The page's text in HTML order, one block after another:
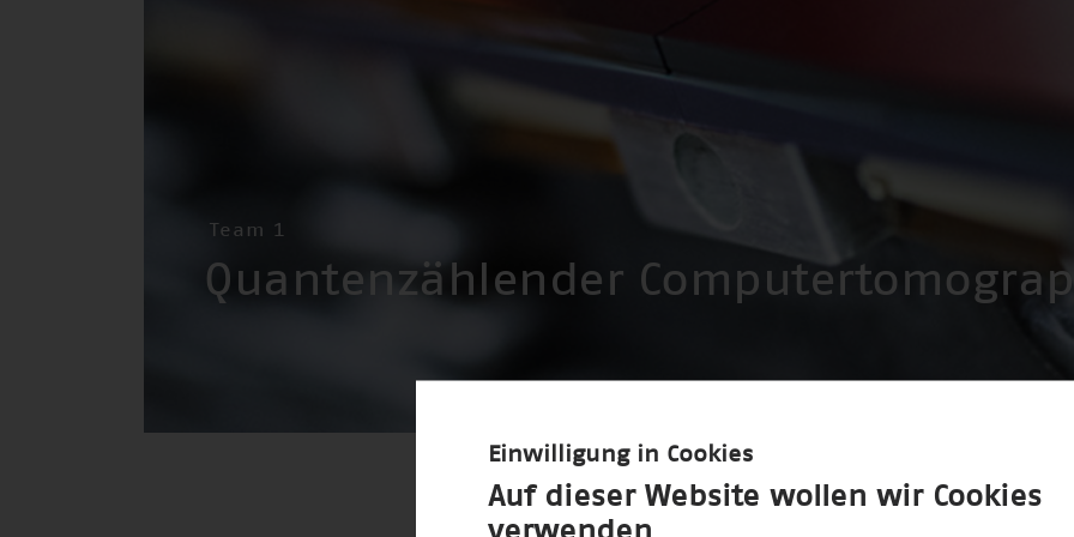
Team 1
Quantenzählender
Einwilligung in Cookies
Auf dieser Website wollen wir Cookies